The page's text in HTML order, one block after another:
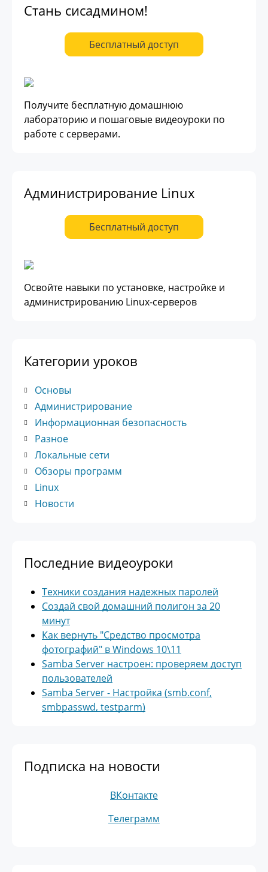
Стань сисадмином!
Бесплатный доступ
Получите бесплатную домашнюю
лабораторию и пошаговые видеоуроки по
работе с серверами.
Администрирование Linux
Бесплатный доступ
Освойте навыки по установке, настройке и
администрированию Linux-серверов
Категории уроков
Основы
Администрирование
Информационная безопасность
Разное
Локальные сети
Обзоры программ
Linux
Новости
Последние видеоуроки
Техники создания надежных паролей
Создай свой домашний полигон за 20
минут
Как вернуть "Средство просмотра
фотографий" в Windows 10\11
Samba Server настроен: проверяем доступ
пользователей
Samba Server - Настройка (smb.conf,
smbpasswd, testparm)
Подписка на новости
ВКонтакте
Телеграмм